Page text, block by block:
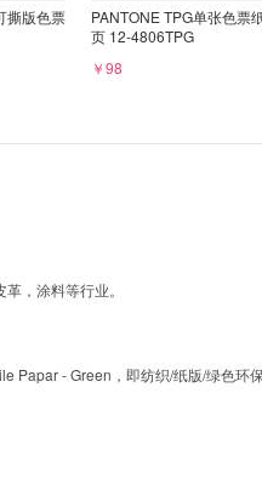
撕版色票
PANTONE TPG单张色票
页 12-4806TPG
￥98
，涂料等行业。
Papar - Green，即纺织/纸版/绿色环